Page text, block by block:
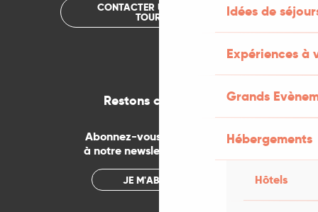
Idées de
Expériences à
Grands
Hébergements
Hôtels
CONTACTER UN OFFICE DE
TOURISME
Restons connectés
Abonnez-vous gratuitement
à notre newsletter mensuelle
JE M'ABONNE